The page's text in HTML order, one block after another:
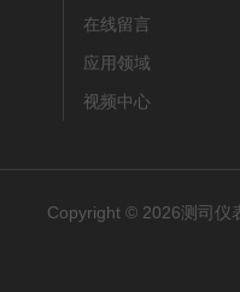
在线留言
应用领域
视频中心
Copyright © 2026测司仪